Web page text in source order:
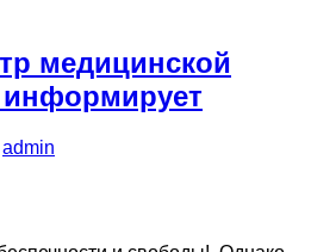
медицинской
admin